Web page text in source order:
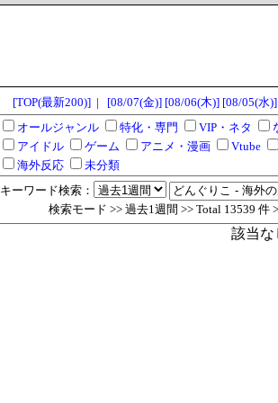
[TOP(最新200)]| [08/07(金)] [08/06(木)] [08/05(水)]
オールジャンル
特化・専門 VIP・ネタ
アイドル
ゲーム アニメ・漫画 Vtube
海外反応
未分類
キーワード検索：
検索モード >> 過去1週間 >> Total 13539 件
該当な